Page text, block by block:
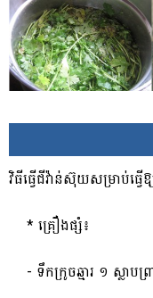
វិធី​ធ្វើ​ជីវ៉ាន់ស៊ុយ​សម្រាប់​ធ្
​ ​* គ្រឿងផ្សំ​៖
​- ទឹកក្រូច​ឆ្មារ ១ ស្លាបព្រ